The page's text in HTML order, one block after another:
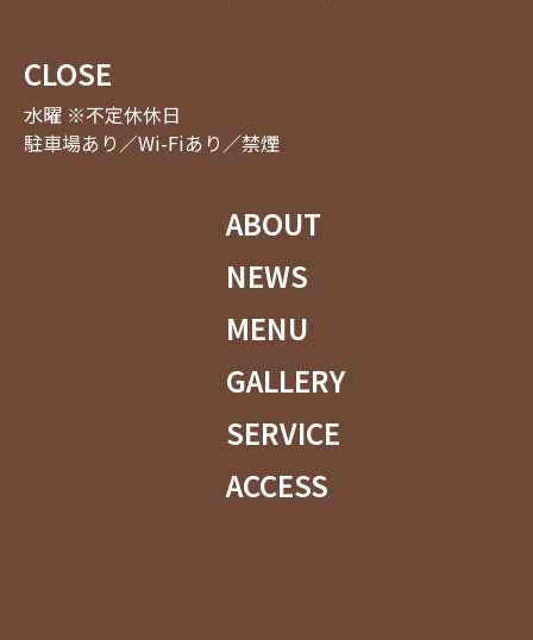
CLOSE
水曜 ※不定休休日
駐車場あり／Wi-Fiあり／禁煙
ABOUT
NEWS
MENU
GALLERY
SERVICE
ACCESS